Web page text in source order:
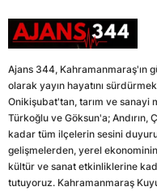
Ajans 344, Kahramanmaraş'ın
olarak yayın hayatını
Onikişubat'tan, tarım ve sanayi
Türkoğlu ve Göksun'a;
kadar tüm ilçelerin sesini
gelişmelerden, yerel
kültür ve sanat etkinliklerine
tutuyoruz. Kahramanmaraş